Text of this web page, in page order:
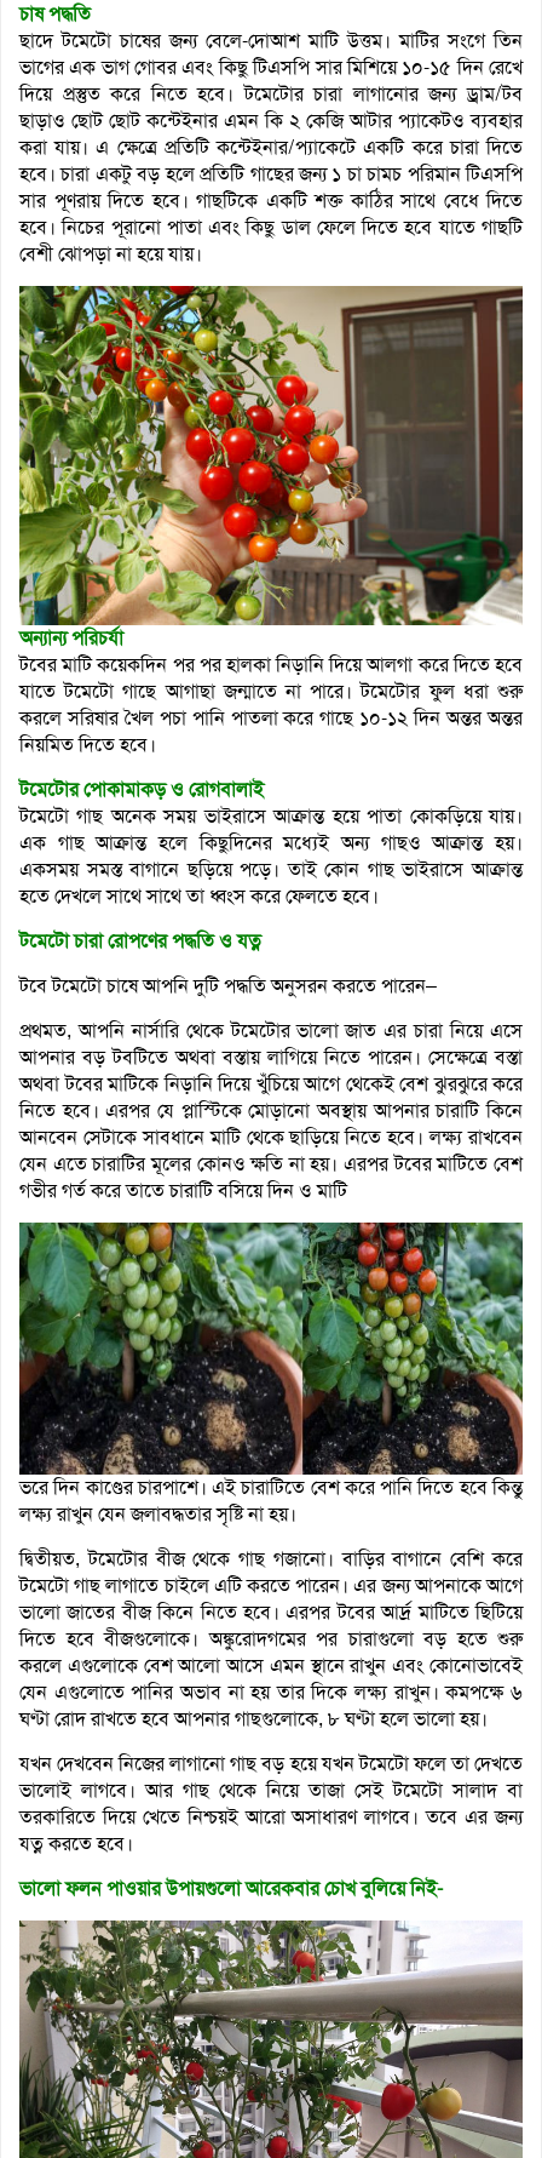
চাষ পদ্ধতি
ছাদে টমেটো চাষের জন্য বেলে-দোআশ মাটি উত্তম। মাটির সংগে তিন
ভাগের এক ভাগ গোবর এবং কিছু টিএসপি সার মিশিয়ে ১০-১৫ দিন রেখে
দিয়ে প্রস্তুত করে নিতে হবে। টমেটোর চারা লাগানোর জন্য ড্রাম/টব
ছাড়াও ছোট ছোট কন্টেইনার এমন কি ২ কেজি আটার প্যাকেটও ব্যবহার
করা যায়। এ ক্ষেত্রে প্রতিটি কন্টেইনার/প্যাকেটে একটি করে চারা দিতে
হবে। চারা একটু বড় হলে প্রতিটি গাছের জন্য ১ চা চামচ পরিমান টিএসপি
সার পূণরায় দিতে হবে। গাছটিকে একটি শক্ত কাঠির সাথে বেধে দিতে
হবে। নিচের পূরানো পাতা এবং কিছু ডাল ফেলে দিতে হবে যাতে গাছটি
বেশী ঝোপড়া না হয়ে যায়।
অন্যান্য পরিচর্যা
টবের মাটি কয়েকদিন পর পর হালকা নিড়ানি দিয়ে আলগা করে দিতে হবে
যাতে টমেটো গাছে আগাছা জন্মাতে না পারে। টমেটোর ফুল ধরা শুরু
করলে সরিষার খৈল পচা পানি পাতলা করে গাছে ১০-১২ দিন অন্তর অন্তর
নিয়মিত দিতে হবে।
টমেটোর পোকামাকড় ও রোগবালাই
টমেটো গাছ অনেক সময় ভাইরাসে আক্রান্ত হয়ে পাতা কোকড়িয়ে যায়।
এক গাছ আক্রান্ত হলে কিছুদিনের মধ্যেই অন্য গাছও আক্রান্ত হয়।
একসময় সমস্ত বাগানে ছড়িয়ে পড়ে। তাই কোন গাছ ভাইরাসে আক্রান্ত
হতে দেখলে সাথে সাথে তা ধ্বংস করে ফেলতে হবে।
টমেটো চারা রোপণের পদ্ধতি ও যত্ন
টবে টমেটো চাষে আপনি দুটি পদ্ধতি অনুসরন করতে পারেন–
প্রথমত, আপনি নার্সারি থেকে টমেটোর ভালো জাত এর চারা নিয়ে এসে
আপনার বড় টবটিতে অথবা বস্তায় লাগিয়ে নিতে পারেন। সেক্ষেত্রে বস্তা
অথবা টবের মাটিকে নিড়ানি দিয়ে খুঁচিয়ে আগে থেকেই বেশ ঝুরঝুরে করে
নিতে হবে। এরপর যে প্লাস্টিকে মোড়ানো অবস্থায় আপনার চারাটি কিনে
আনবেন সেটাকে সাবধানে মাটি থেকে ছাড়িয়ে নিতে হবে। লক্ষ্য রাখবেন
যেন এতে চারাটির মূলের কোনও ক্ষতি না হয়। এরপর টবের মাটিতে বেশ
গভীর গর্ত করে তাতে চারাটি বসিয়ে দিন ও মাটি
ভরে দিন কাণ্ডের চারপাশে। এই চারাটিতে বেশ করে পানি দিতে হবে কিন্তু
লক্ষ্য রাখুন যেন জলাবদ্ধতার সৃষ্টি না হয়।
দ্বিতীয়ত, টমেটোর বীজ থেকে গাছ গজানো। বাড়ির বাগানে বেশি করে
টমেটো গাছ লাগাতে চাইলে এটি করতে পারেন। এর জন্য আপনাকে আগে
ভালো জাতের বীজ কিনে নিতে হবে। এরপর টবের আর্দ্র মাটিতে ছিটিয়ে
দিতে হবে বীজগুলোকে। অঙ্কুরোদ্গমের পর চারাগুলো বড় হতে শুরু
করলে এগুলোকে বেশ আলো আসে এমন স্থানে রাখুন এবং কোনোভাবেই
যেন এগুলোতে পানির অভাব না হয় তার দিকে লক্ষ্য রাখুন। কমপক্ষে ৬
ঘণ্টা রোদ রাখতে হবে আপনার গাছগুলোকে, ৮ ঘণ্টা হলে ভালো হয়।
যখন দেখবেন নিজের লাগানো গাছ বড় হয়ে যখন টমেটো ফলে তা দেখতে
ভালোই লাগবে। আর গাছ থেকে নিয়ে তাজা সেই টমেটো সালাদ বা
তরকারিতে দিয়ে খেতে নিশ্চয়ই আরো অসাধারণ লাগবে। তবে এর জন্য
যত্ন করতে হবে।
ভালো ফলন পাওয়ার উপায়গুলো আরেকবার চোখ বুলিয়ে নিই-